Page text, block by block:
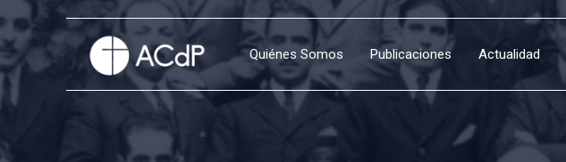
Quiénes Somos Publicaciones Actualidad